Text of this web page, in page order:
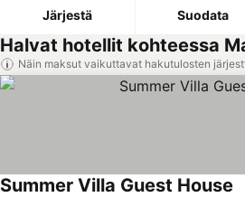
Järjestä Suodata
Halvat hotellit kohteessa
Näin maksut vaikuttavat hakutulosten
Summer Villa Guest House